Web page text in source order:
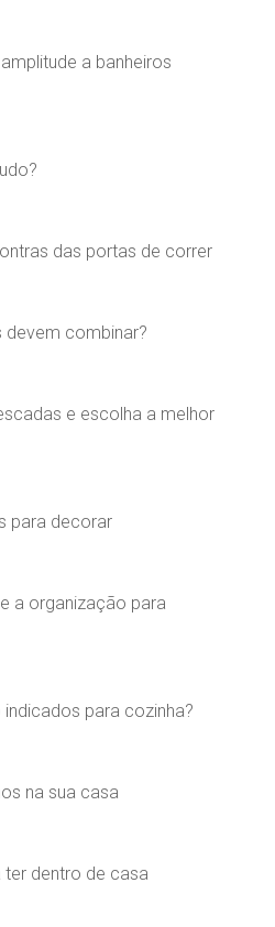
a banheiros
das portas de correr
devem combinar?
e escolha a melhor
para decorar
a organização para
para cozinha?
na sua casa
ter dentro de casa